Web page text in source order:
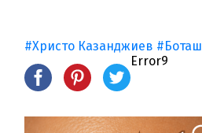
#Христо Казанджиев #Боташ
Error9